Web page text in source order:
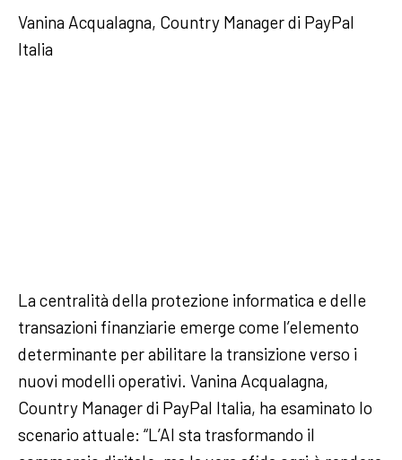
Vanina Acqualagna, Country Manager di PayPal
Italia
La centralità della protezione informatica e delle
transazioni finanziarie emerge come l’elemento
determinante per abilitare la transizione verso i
nuovi modelli operativi. Vanina Acqualagna,
Country Manager di PayPal Italia, ha esaminato lo
scenario attuale: “L’AI sta trasformando il